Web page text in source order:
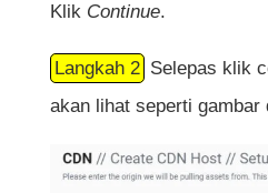
Klik Continue.
Langkah 2 Selepas klik
akan lihat seperti gambar